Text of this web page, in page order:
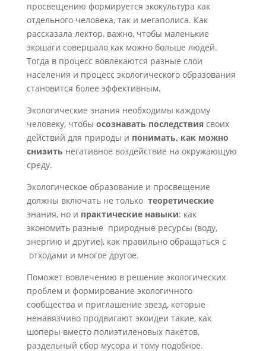
просвещению формируется экокультура как
отдельного человека, так и мегаполиса. Как
рассказала лектор, важно, чтобы маленькие
экошаги совершало как можно больше людей.
Тогда в процесс вовлекаются разные слои
населения и процесс экологического образования
становится более эффективным.
Экологические знания необходимы каждому
человеку, чтобы осознавать последствия своих
действий для природы и понимать, как можно
снизить негативное воздействие на окружающую
среду.
Экологическое образование и просвещение
должны включать не только теоретические
знания, но и практические навыки: как
экономить разные природные ресурсы (воду,
энергию и другие), как правильно обращаться с
отходами и многое другое.
Поможет вовлечению в решение экологических
проблем и формирование экологичного
сообщества и приглашение звезд, которые
ненавязчиво продвигают экоидеи такие, как
шоперы вместо полиэтиленовых пакетов,
раздельный сбор мусора и тому подобное.